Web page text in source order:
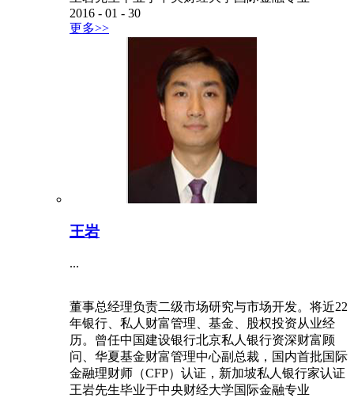
2016 - 01 - 30
更多>>
王岩
...
董事总经理负责二级市场研究与市场开发。将近22
年银行、私人财富管理、基金、股权投资从业经
历。曾任中国建设银行北京私人银行资深财富顾
问、华夏基金财富管理中心副总裁，国内首批国际
金融理财师（CFP）认证，新加坡私人银行家认证
王岩先生毕业于中央财经大学国际金融专业